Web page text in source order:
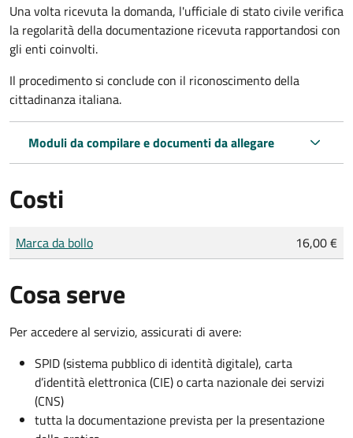
Una volta ricevuta la domanda, l'ufficiale di stato civile verifica
la regolarità della documentazione ricevuta rapportandosi con
gli enti coinvolti.
Il procedimento si conclude con il riconoscimento della
cittadinanza italiana.
Moduli da compilare e documenti da allegare
Costi
Tipo di pagamento
Importo
Marca da bollo 16,00 €
Cosa serve
Per accedere al servizio, assicurati di avere:
SPID (sistema pubblico di identità digitale), carta
d’identità elettronica (CIE) o carta nazionale dei servizi
(CNS)
tutta la documentazione prevista per la presentazione